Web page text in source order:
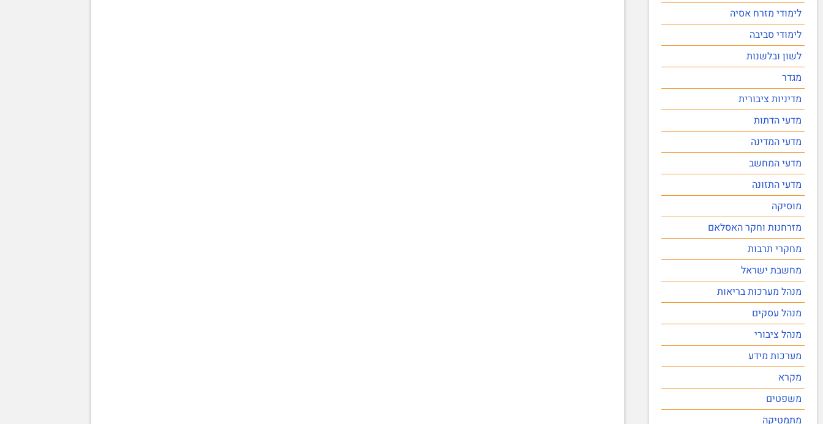
לימודי מזרח אסיה
לימודי סביבה
לשון ובלשנות
מגדר
מדיניות ציבורית
מדעי הדתות
מדעי המדינה
מדעי המחשב
מדעי התזונה
מוסיקה
מזרחנות וחקר האסלאם
מחקרי תרבות
מחשבת ישראל
מנהל מערכות בריאות
מנהל עסקים
מנהל ציבורי
מערכות מידע
מקרא
משפטים
מתמטיקה